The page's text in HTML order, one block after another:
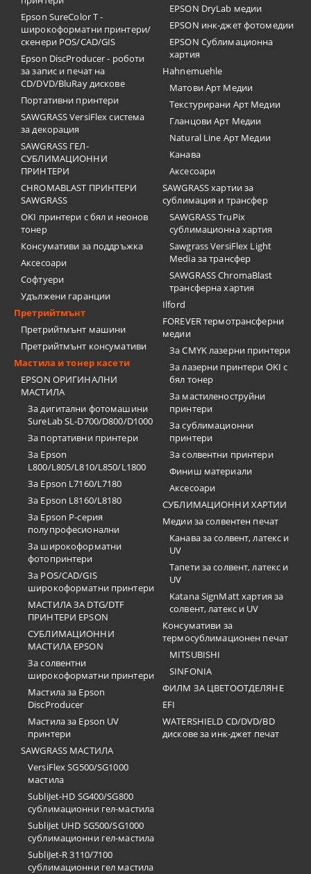
Epson SureColor T -
широкоформатни принтери/
скенери POS/CAD/GIS
Epson DiscProducer - роботи
за запис и печат на
CD/DVD/BluRay дискове
Портативни принтери
SAWGRASS VersiFlex система
за декорация
SAWGRASS ГЕЛ-
СУБЛИМАЦИОННИ
ПРИНТЕРИ
CHROMABLAST ПРИНТЕРИ
SAWGRASS
OKI принтери с бял и неонов
тонер
Консумативи за поддръжка
Аксесоари
Софтуери
Удължени гаранции
Претрийтмънт
Претрийтмънт машини
Претрийтмънт консумативи
Мастила и тонер касети
EPSON ОРИГИНАЛНИ
МАСТИЛА
За дигитални фотомашини
SureLab SL-D700/D800/D1000
За портативни принтери
За Epson
L800/L805/L810/L850/L1800
За Epson L7160/L7180
За Epson L8160/L8180
За Epson P-серия
полупрофесионални
За широкоформатни
фотопринтери
За POS/CAD/GIS
широкоформатни принтери
МАСТИЛА ЗА DTG/DTF
ПРИНТЕРИ EPSON
СУБЛИМАЦИОННИ
МАСТИЛА EPSON
За солвентни
широкоформатни принтери
Мастила за Epson
DiscProducer
Мастила за Epson UV
принтери
SAWGRASS МАСТИЛА
VersiFlex SG500/SG1000
мастила
SubliJet-HD SG400/SG800
сублимационни гел-мастила
SubliJet UHD SG500/SG1000
сублимационни гел-мастила
SubliJet-R 3110/7100
сублимационни гел мастила
EPSON DryLab медии
EPSON инк-джет фотомедии
EPSON Сублимационна
хартия
Hahnemuehle
Матови Арт Медии
Текстурирани Арт Медии
Гланцови Арт Медии
Natural Line Арт Медии
Канава
Аксесоари
SAWGRASS хартии за
сублимация и трансфер
SAWGRASS TruPix
сублимационна хартия
Sawgrass VersiFlex Light
Media за трансфер
SAWGRASS ChromaBlast
трансферна хартия
Ilford
FOREVER термотрансферни
медии
За CMYK лазерни принтери
За лазерни принтери OKI с
бял тонер
За мастиленоструйни
принтери
За сублимационни
принтери
За солвентни принтери
Финиш материали
Аксесоари
СУБЛИМАЦИОННИ ХАРТИИ
Медии за солвентен печат
Канава за солвент, латекс и
UV
Тапети за солвент, латекс и
UV
Katana SignMatt хартия за
солвент, латекс и UV
Консумативи за
термосублимационен печат
MITSUBISHI
SINFONIA
ФИЛМ ЗА ЦВЕТООТДЕЛЯНЕ
EFI
WATERSHIELD CD/DVD/BD
дискове за инк-джет печат